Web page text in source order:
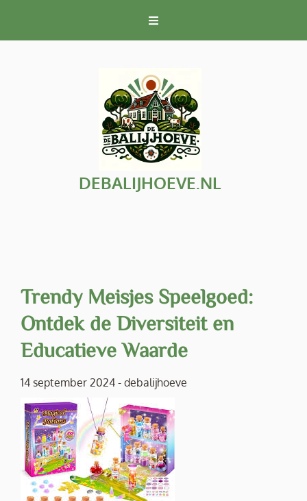
inhoud
DEBALIJHOEVE.NL
Trendy Meisjes Speelgoed:
Ontdek de Diversiteit en
Educatieve Waarde
14 september 2024 - debalijhoeve